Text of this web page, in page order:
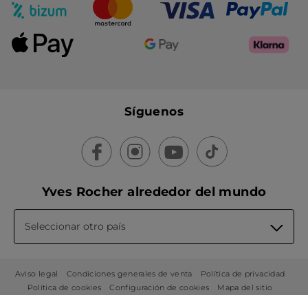
Síguenos
Yves Rocher alrededor del mundo
Seleccionar otro país
Aviso legal Condiciones generales de venta
Política de privacidad
Política de cookies
Configuración de cookies Mapa del sitio